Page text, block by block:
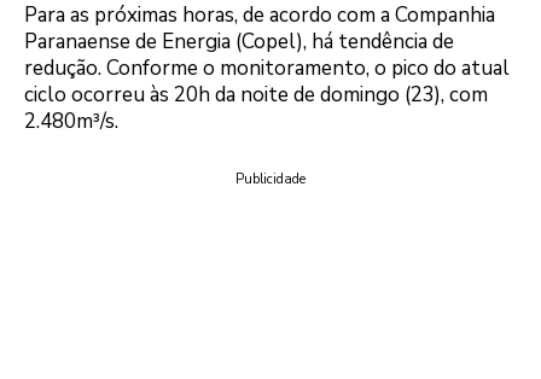
Para as próximas horas, de acordo com a Companhia
Paranaense de Energia (Copel), há tendência de
redução. Conforme o monitoramento, o pico do atual
ciclo ocorreu às 20h da noite de domingo (23), com
2.480m³/s.
Publicidade